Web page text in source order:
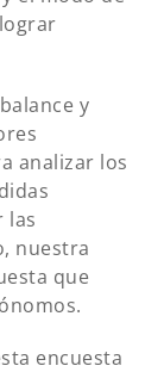
y
analizar los
las
nuestra
que
encuesta